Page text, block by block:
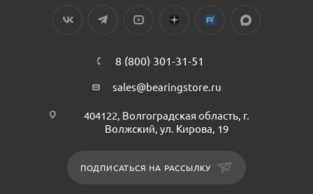
8 (800) 301-31-51
sales@bearingstore.ru
404122, Волгоградская область, г.
Волжский, ул. Кирова, 19
ПОДПИСАТЬСЯ НА РАССЫЛКУ